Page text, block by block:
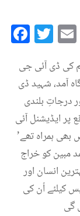
کی ڈی آئی جی
آمد، شہید ڈی
درجاتِ بلندی
ایڈیشنل آئی
ہمراہ تھے’
مبین کو خراج
انسان اور
کیلئے اُن کی
گی